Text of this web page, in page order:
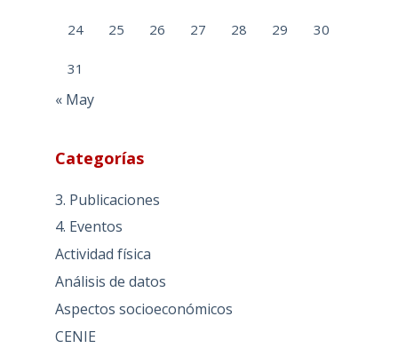
24 25 26 27 28 29 30
31
« May
Categorías
3. Publicaciones
4. Eventos
Actividad física
Análisis de datos
Aspectos socioeconómicos
CENIE